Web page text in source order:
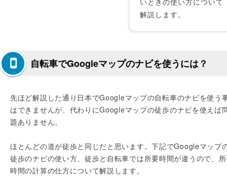
解説します。
自転車でGoogleマップのナビを使うには？
先ほど解説した通り日本でGoogleマップの自転車のナビを使う
はできませんが、代わりにGoogleマップの徒歩のナビを使えば
題ありません。
ほとんどの道が徒歩と同じだと思います。下記でGoogleマップ
徒歩のナビの使い方、徒歩と自転車では所要時間が違うので、
時間の計算の仕方について解説します。